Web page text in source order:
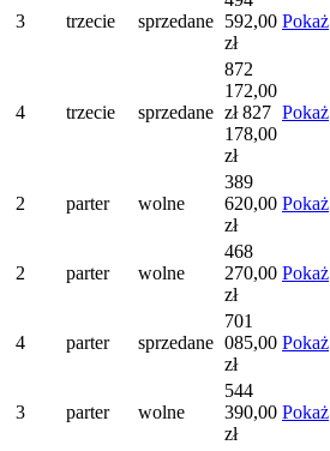
3 trzecie sprzedane 592,00
zł
Pokaż
4 trzecie sprzedane
872
172,00
zł827
178,00
zł
Pokaż
2 parter wolne
389
620,00
zł
Pokaż
2 parter wolne
468
270,00
zł
Pokaż
4 parter sprzedane
701
085,00
zł
Pokaż
3 parter wolne
544
390,00
zł
Pokaż